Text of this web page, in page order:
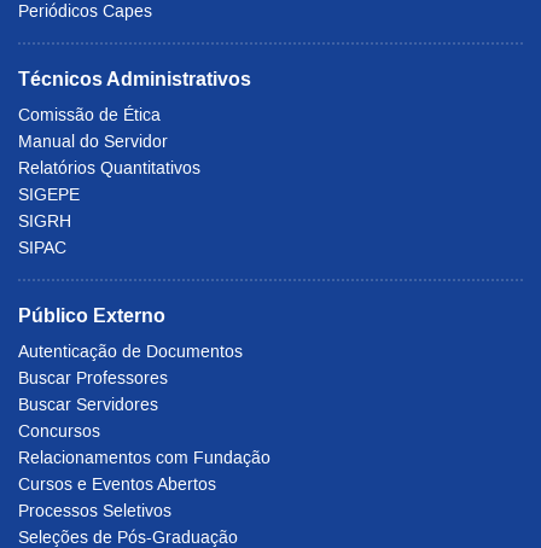
Periódicos Capes
Técnicos Administrativos
Comissão de Ética
Manual do Servidor
Relatórios Quantitativos
SIGEPE
SIGRH
SIPAC
Público Externo
Autenticação de Documentos
Buscar Professores
Buscar Servidores
Concursos
Relacionamentos com Fundação
Cursos e Eventos Abertos
Processos Seletivos
Seleções de Pós-Graduação